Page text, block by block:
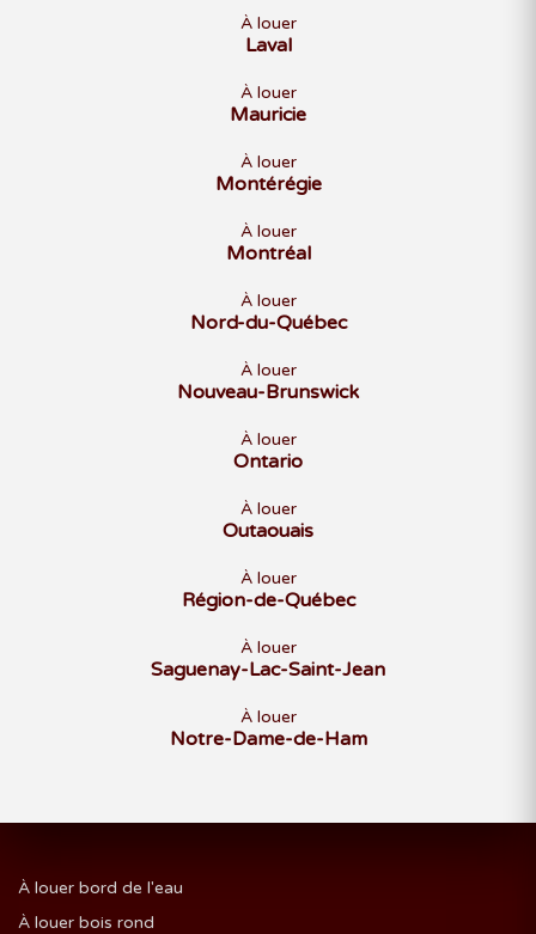
À louer
Laval
À louer
Mauricie
À louer
Montérégie
À louer
Montréal
À louer
Nord-du-Québec
À louer
Nouveau-Brunswick
À louer
Ontario
À louer
Outaouais
À louer
Région-de-Québec
À louer
Saguenay-Lac-Saint-Jean
À louer
Notre-Dame-de-Ham
À louer bord de l'eau
À louer bois rond